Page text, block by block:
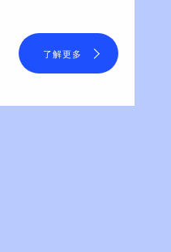
了解更多